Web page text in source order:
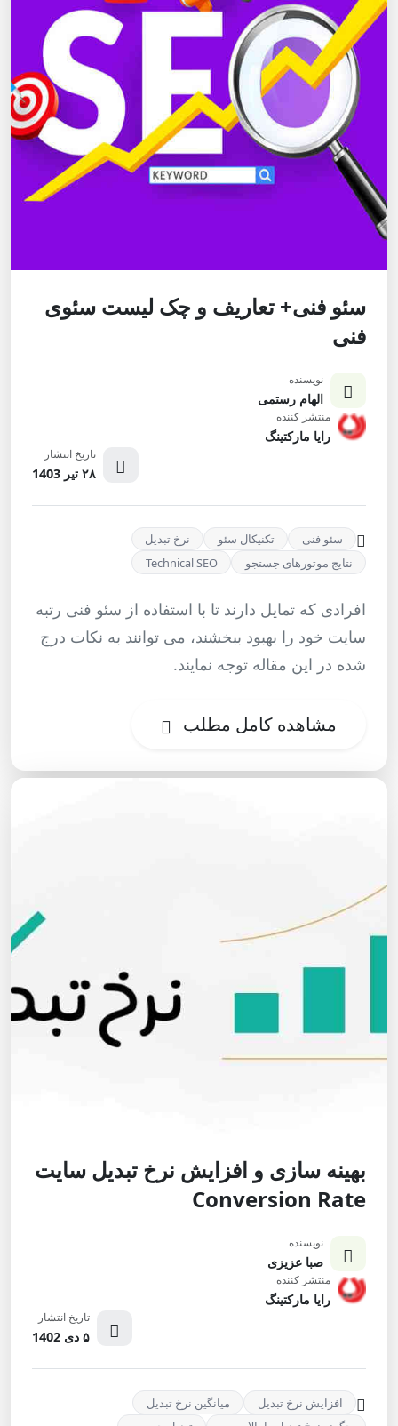
سئو فنی+ تعاریف و چک لیست سئوی
فنی
نویسنده
الهام رستمی
منتشر کننده
رایا مارکتینگ
تاریخ انتشار
۲۸ تیر 1403
سئو فنی تکنیکال سئو
نرخ تبدیل
نتایج موتورهای جستجو
Technical SEO
افرادی که تمایل دارند تا با استفاده از سئو فنی رتبه
سایت خود را بهبود ببخشند، می توانند به نکات درج
شده در این مقاله توجه نمایند.
مشاهده کامل مطلب
بهینه سازی و افزایش نرخ تبدیل سایت
Conversion Rate
نویسنده
صبا عزیزی
منتشر کننده
رایا مارکتینگ
تاریخ انتشار
۵ دی 1402
افزایش نرخ تبدیل
میانگین نرخ تبدیل